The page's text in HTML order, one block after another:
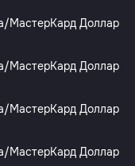
МастерКард Доллар
МастерКард Доллар
МастерКард Доллар
МастерКард Доллар